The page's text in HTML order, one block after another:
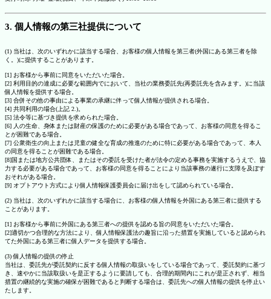
3. 個人情報の第三社提供について
(1) 当社は、次のいずれかに該当する場合、お客様の個人情報を第三者(外国にある第三者を除
く。)に提供することがあります。
[1] お客様から事前に同意をいただいた場合。
[2] 利用目的の達成に必要な範囲内でにおいて、当社の業務委託先(再委託先を含みます。)に当該
個人情報を提供する場合。
[3] 合併その他の事由による事業の承継に伴って個人情報が提供される場合。
[4] 共同利用の場合(上記 2.)。
[5] 法令等に基づき提供を求められた場合。
[6] 人の生命、身体または財産の保護のために必要がある場合であって、お客様の同意を得るこ
とが困難である場合。
[7] 公衆衛生の向上または児童の健全な育成の推進のために特に必要がある場合であって、本人
の同意を得ることが困難である場合。
[8]国または地方公共団体、またはその委託を受けた者が法令の定める事務を実施するうえで、協
力する必要がある場合であって、お客様の同意を得ることにより当該事務の遂行に支障を及ぼす
おそれがある場合。
[9] オプトアウト方式により個人情報保護委員会に届け出をして認められている場合。
(2) 当社は、次のいずれかに該当する場合に、お客様の個人情報を外国にある第三者に提供する
ことがあります。
[1] お客様から事前に外国にある第三者への提供を認める旨の同意をいただいた場合。
[2]適切かつ合理的な方法により、個人情報保護法の趣旨に沿った措置を実施していると認められ
てた外国にある第三者に個人データを提供する場合。
(3) 個人情報の提供の停止
当社は、委託先が委託契約に反する個人情報の取扱いをしている場合であって、委託契約に基づ
き、速やかに当該取扱いを是正するように要請しても、合理的期間内にこれが是正されず、相当
措置の継続的な実施の確保が困難であると判断する場合は、委託先への個人情報の提供を停止い
たします。